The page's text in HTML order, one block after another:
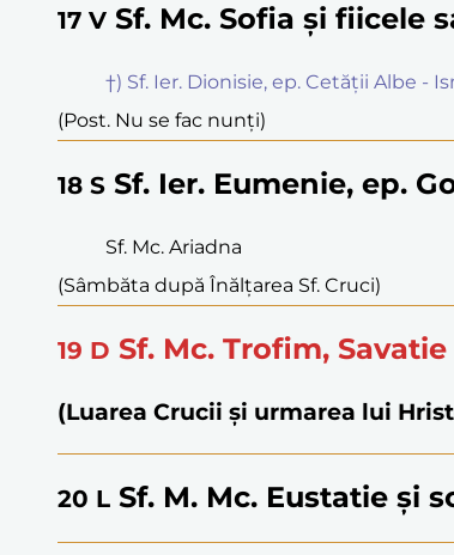
17 V Sf. Mc. Sofia și fiicele
†) Sf. Ier. Dionisie, ep. Cetății Albe -
(Post. Nu se fac nunți)
18 S Sf. Ier. Eumenie, ep.
Sf. Mc. Ariadna
(Sâmbăta după Înălțarea Sf. Cruci)
19 D Sf. Mc. Trofim,
(Luarea Crucii și urmarea lui
20 L Sf. M. Mc. Eustatie și